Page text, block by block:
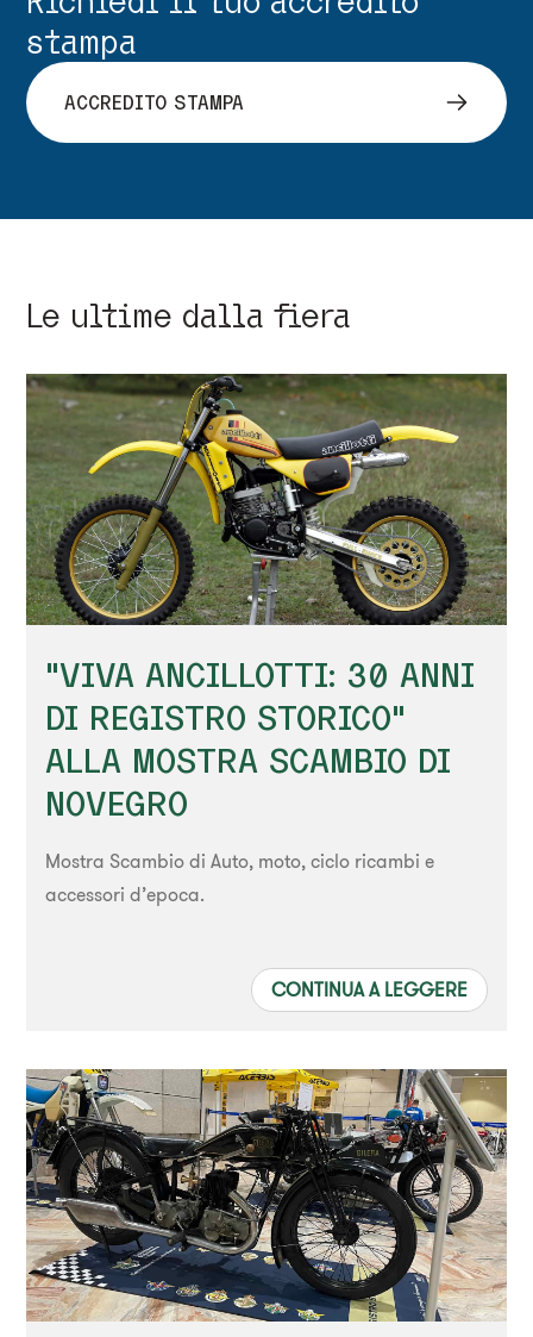
stampa
ACCREDITO STAMPA
Le ultime dalla fiera
"VIVA ANCILLOTTI: 30 ANNI
DI REGISTRO STORICO"
ALLA MOSTRA SCAMBIO DI
NOVEGRO
Mostra Scambio di Auto, moto, ciclo ricambi e
accessori d’epoca.
CONTINUA A LEGGERE